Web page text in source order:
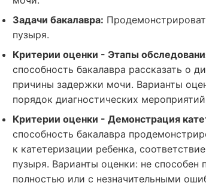
Задачи бакалавра:
пузыря.
Критерии оценки - Этапы
способность бакалавра рассказать о
причины задержки мочи. Варианты
порядок диагностических
Критерии оценки - Демонстрация
способность бакалавра
к катетеризации ребенка,
пузыря. Варианты оценки: не
полностью или с незначительными